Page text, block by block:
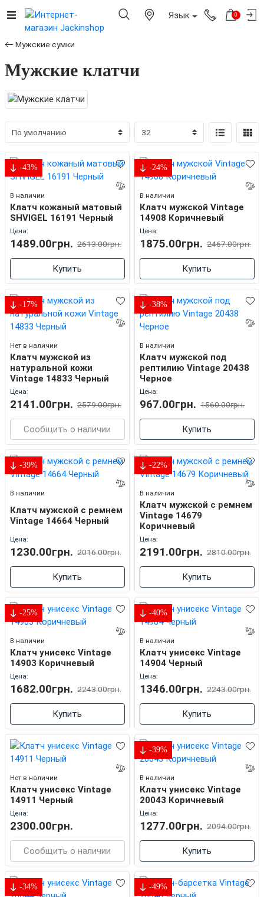
Язык 0
Мужские сумки
Мужские клатчи
-43%
В наличии
Клатч кожаный матовый
SHVIGEL 16191 Черный
Цена:
1489.00грн. 2613.00грн.
Купить
-24%
В наличии
Клатч мужской Vintage
14908 Коричневый
Цена:
1875.00грн. 2467.00грн.
Купить
-17%
Нет в наличии
Клатч мужской из
натуральной кожи
Vintage 14833 Черный
Цена:
2141.00грн. 2579.00грн.
Сообщить о наличии
-38%
В наличии
Клатч мужской под
рептилию Vintage 20438
Черное
Цена:
967.00грн. 1560.00грн.
Купить
-39%
В наличии
Клатч мужской с ремнем
Vintage 14664 Черный
Цена:
1230.00грн. 2016.00грн.
Купить
-22%
В наличии
Клатч мужской с ремнем
Vintage 14679
Коричневый
Цена:
2191.00грн. 2810.00грн.
Купить
-25%
В наличии
Клатч унисекс Vintage
14903 Коричневый
Цена:
1682.00грн. 2243.00грн.
Купить
-40%
В наличии
Клатч унисекс Vintage
14904 Черный
Цена:
1346.00грн. 2243.00грн.
Купить
Нет в наличии
Клатч унисекс Vintage
14911 Черный
Цена:
2300.00грн.
Сообщить о наличии
-39%
В наличии
Клатч унисекс Vintage
20043 Коричневый
Цена:
1277.00грн. 2094.00грн.
Купить
-34% -49%